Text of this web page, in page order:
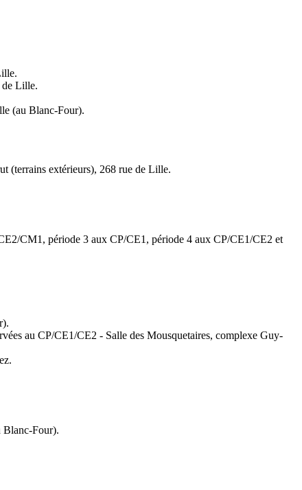
de Lille.
(au Blanc-Four).
(terrains extérieurs), 268 rue de Lille.
CM1, période 3 aux CP/CE1, période 4 aux CP/CE1/CE2 et
au CP/CE1/CE2 - Salle des Mousquetaires, complexe Guy-
Blanc-Four).